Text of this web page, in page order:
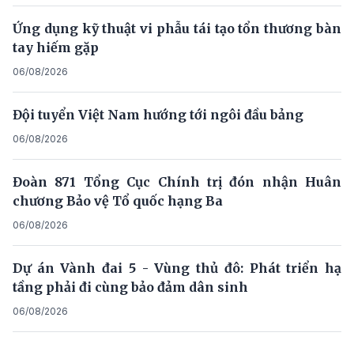
Ứng dụng kỹ thuật vi phẫu tái tạo tổn thương bàn
tay hiếm gặp
06/08/2026
Đội tuyển Việt Nam hướng tới ngôi đầu bảng
06/08/2026
Đoàn 871 Tổng Cục Chính trị đón nhận Huân
chương Bảo vệ Tổ quốc hạng Ba
06/08/2026
Dự án Vành đai 5 - Vùng thủ đô: Phát triển hạ
tầng phải đi cùng bảo đảm dân sinh
06/08/2026